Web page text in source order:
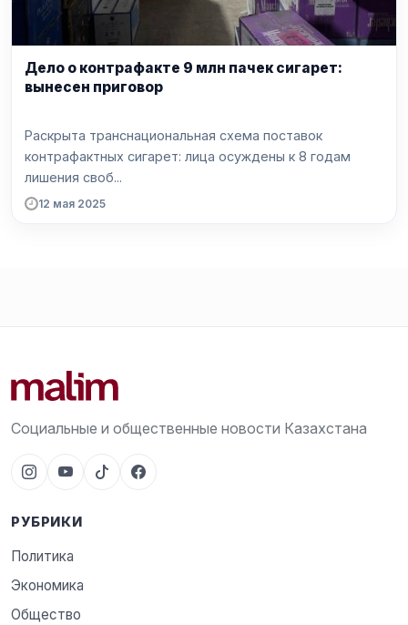
Дело о контрафакте 9 млн пачек сигарет:
вынесен приговор
Раскрыта транснациональная схема поставок
контрафактных сигарет: лица осуждены к 8 годам
лишения своб...
12 мая 2025
Социальные и общественные новости Казахстана
РУБРИКИ
Политика
Экономика
Общество